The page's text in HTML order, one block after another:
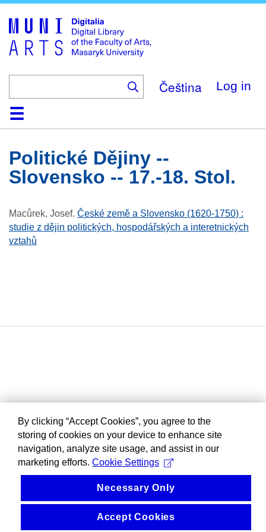
main
content
Čeština Log in
HomeCollections
Browse
Search
About
HelpContactDigitalia
Politické Dějiny --
Slovensko -- 17.-18. Stol.
Macůrek, Josef. České země a Slovensko (1620-1750) :
studie z dějin politických, hospodářských a interetnických
vztahů
By clicking “Accept Cookies”, you agree to the
storing of cookies on your device to enhance site
navigation, analyze site usage, and assist in our
marketing efforts. Cookie Settings
Necessary Only
Accept Cookies